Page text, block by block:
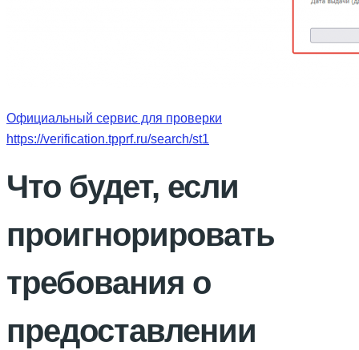
Официальный сервис для проверки
https://verification.tpprf.ru/search/st1
Что будет, если
проигнорировать
требования о
предоставлении